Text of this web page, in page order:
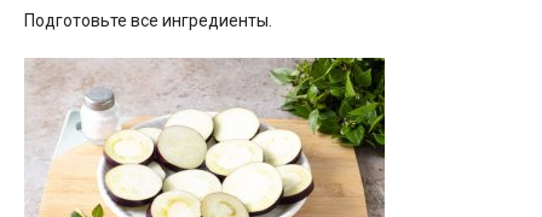
Подготовьте все ингредиенты.